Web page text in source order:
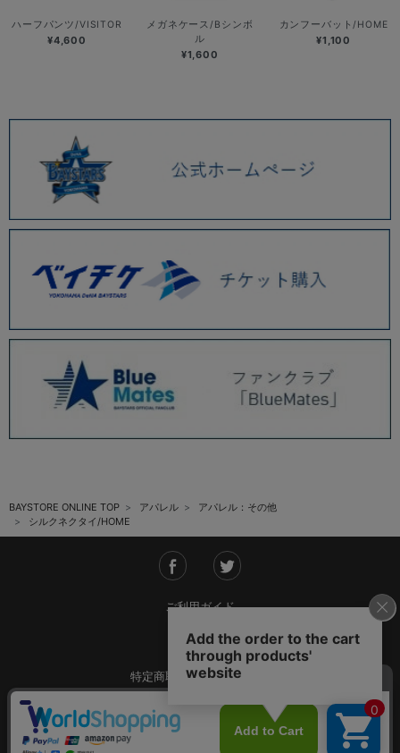
ハーフパンツ/VISITOR
¥4,600
メガネケース/Bシンボ
ル
¥1,600
カンフーバット/HOME
¥1,100
BAYSTORE ONLINE TOP アパレル
アパレル：その他
シルクネクタイ/HOME
ご利用ガイド
会社概要
特定商取引法に基づく表記
ご利用規約